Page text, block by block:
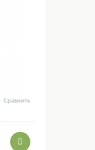
Сравнить